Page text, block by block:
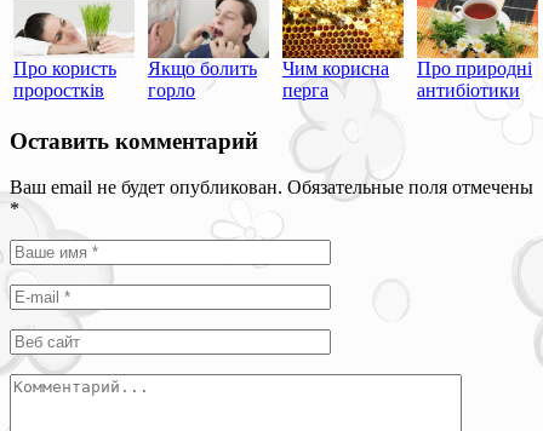
Про користь
проростків
Якщо болить
горло
Чим корисна
перга
Про природні
антибіотики
Оставить комментарий
Ваш email не будет опубликован. Обязательные поля отмечены
*